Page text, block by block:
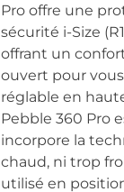
Pro offre une
sécurité i-Size
offrant un
ouvert pour
réglable en
Pebble 360 Pro
incorpore la
chaud, ni trop
utilisé en